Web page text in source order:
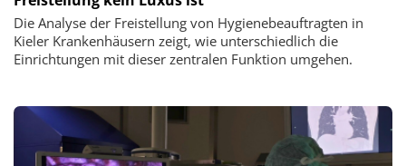
Die Analyse der Freistellung von Hygienebeauftragten in
Kieler Krankenhäusern zeigt, wie unterschiedlich die
Einrichtungen mit dieser zentralen Funktion umgehen.